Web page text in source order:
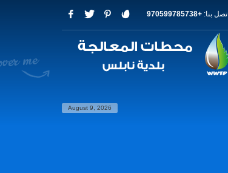
اتصل بنا: +970599785738
August 9, 2026